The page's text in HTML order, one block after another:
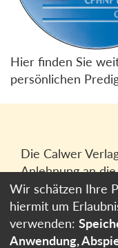
Hier finden Sie
persönlichen
Die Calwer
Anlehnung an
gegründeten
heutigen Calwer
GmbHin
Wir schätzen Ihre
hiermit um
verwenden:
Anwendung,